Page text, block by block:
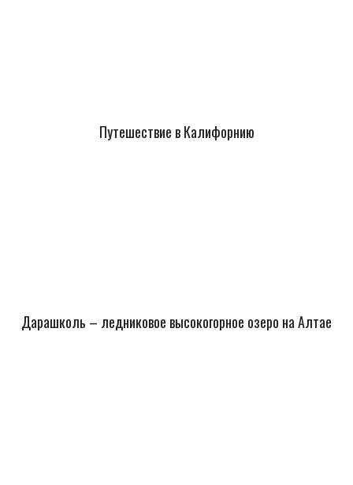
Путешествие в Калифорнию
Дарашколь – ледниковое высокогорное озеро на Алтае